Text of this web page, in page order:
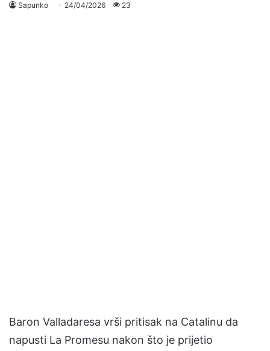
Sapunko 24/04/2026 23
Baron Valladaresa vrši pritisak na Catalinu da
napusti La Promesu nakon što je prijetio